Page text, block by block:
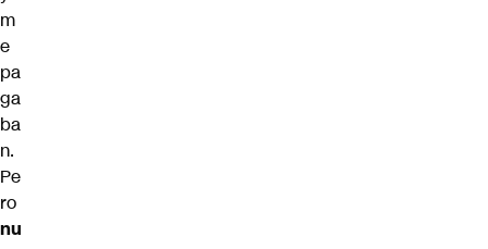
m
e
pa
ga
ba
n.
Pe
ro
nu